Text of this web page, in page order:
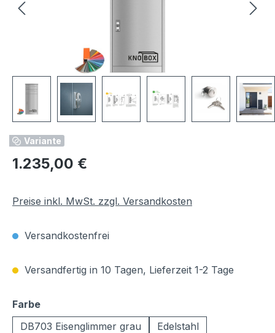
Variante
Regulärer Preis:
1.235,00 €
Preise inkl. MwSt. zzgl. Versandkosten
Versandkostenfrei
Versandfertig in 10 Tagen, Lieferzeit 1-2 Tage
Farbeauswählen
DB703 Eisenglimmer grau
Edelstahl